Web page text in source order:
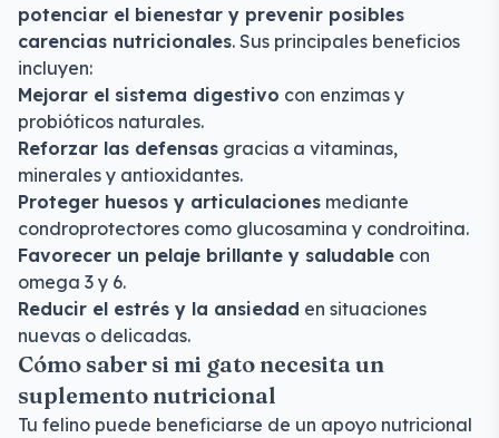
potenciar el bienestar y prevenir posibles
carencias nutricionales. Sus principales beneficios
incluyen:
Mejorar el sistema digestivo con enzimas y
probióticos naturales.
Reforzar las defensas gracias a vitaminas,
minerales y antioxidantes.
Proteger huesos y articulaciones mediante
condroprotectores como glucosamina y condroitina.
Favorecer un pelaje brillante y saludable con
omega 3 y 6.
Reducir el estrés y la ansiedad en situaciones
nuevas o delicadas.
Cómo saber si mi gato necesita un
suplemento nutricional
Tu felino puede beneficiarse de un apoyo nutricional